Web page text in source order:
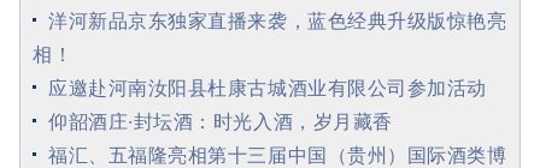
洋河新品京东独家直播来袭，蓝色经典升级版惊艳亮
相！
应邀赴河南汝阳县杜康古城酒业有限公司参加活动
仰韶酒庄·封坛酒：时光入酒，岁月藏香
福汇、五福隆亮相第十三届中国（贵州）国际酒类博